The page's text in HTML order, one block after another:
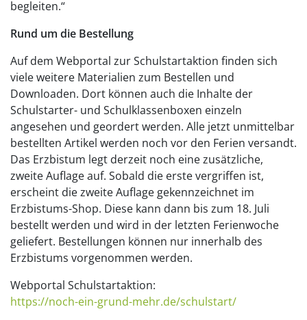
begleiten.“
Rund um die Bestellung
Auf dem Webportal zur Schulstartaktion finden sich
viele weitere Materialien zum Bestellen und
Downloaden. Dort können auch die Inhalte der
Schulstarter- und Schulklassenboxen einzeln
angesehen und geordert werden. Alle jetzt unmittelbar
bestellten Artikel werden noch vor den Ferien versandt.
Das Erzbistum legt derzeit noch eine zusätzliche,
zweite Auflage auf. Sobald die erste vergriffen ist,
erscheint die zweite Auflage gekennzeichnet im
Erzbistums-Shop. Diese kann dann bis zum 18. Juli
bestellt werden und wird in der letzten Ferienwoche
geliefert. Bestellungen können nur innerhalb des
Erzbistums vorgenommen werden.
Webportal Schulstartaktion:
https://noch-ein-grund-mehr.de/schulstart/